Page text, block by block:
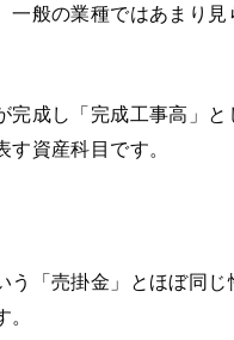
一般の業種ではあまり
完成し「完成工事高」
資産科目です。
う「売掛金」とほぼ同